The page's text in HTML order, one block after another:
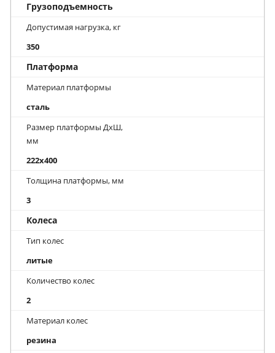
Грузоподъемность
Допустимая нагрузка, кг
350
Платформа
Материал платформы
сталь
Размер платформы ДхШ,
мм
222x400
Толщина платформы, мм
3
Колеса
Тип колес
литые
Количество колес
2
Материал колес
резина